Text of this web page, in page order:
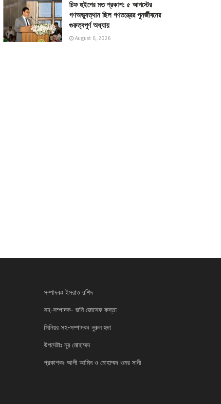
চিফ হুইপের মত প্রকাশ: ৫ আগস্টের
গণঅভ্যুত্থান ছিল গণতন্ত্রের পুনর্জীবনের
গুরুত্বপূর্ণ অধ্যায়
August 6, 2026
সম্পাদকঃ ইসরাত রশিদ
সহ-সম্পাদক- জনি জোসেফ কস্তা
সিনিয়র সহ-সম্পাদকঃ নুরুল হুদা
উপদেষ্টাঃ নূর মোহাম্মদ
প্রকাশকঃ আলী আমিন ও মোহাম্মদ ওমর সানী